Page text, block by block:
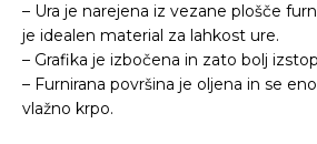
– Ura je narejena iz vezane plošče
je idealen material za lahkost ure.
– Grafika je izbočena in zato bolj
– Furnirana površina je oljena in se
vlažno krpo.